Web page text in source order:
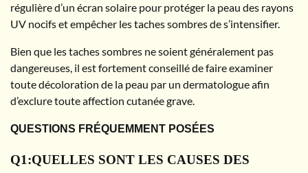
régulière d’un écran solaire pour protéger la peau des rayons
UV nocifs et empêcher les taches sombres de s’intensifier.
Bien que les taches sombres ne soient généralement pas
dangereuses, il est fortement conseillé de faire examiner
toute décoloration de la peau par un dermatologue afin
d’exclure toute affection cutanée grave.
QUESTIONS FRÉQUEMMENT POSÉES
Q1:QUELLES SONT LES CAUSES DES